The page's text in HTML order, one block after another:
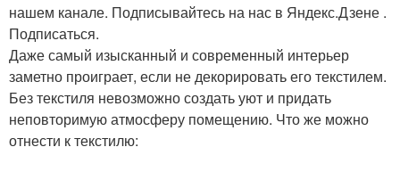
нашем канале. Подписывайтесь на нас в Яндекс.Дзене .
Подписаться.
Даже самый изысканный и современный интерьер
заметно проиграет, если не декорировать его текстилем.
Без текстиля невозможно создать уют и придать
неповторимую атмосферу помещению. Что же можно
отнести к текстилю: